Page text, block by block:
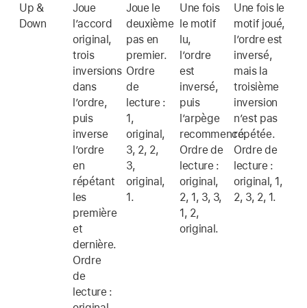
Up &
Down
Joue
l’accord
original,
trois
inversions
dans
l’ordre,
puis
inverse
l’ordre
en
répétant
les
première
et
dernière.
Ordre
de
lecture :
Joue le
deuxième
pas en
premier.
Ordre
de
lecture :
1,
original,
3, 2, 2,
3,
original,
1.
Une fois
le motif
lu,
l’ordre
est
inversé,
puis
l’arpège
recommence.
Ordre de
lecture :
original,
2, 1, 3, 3,
1, 2,
original.
Une fois le
motif joué,
l’ordre est
inversé,
mais la
troisième
inversion
n’est pas
répétée.
Ordre de
lecture :
original, 1,
2, 3, 2, 1.